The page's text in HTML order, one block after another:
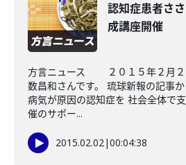
認知症患者さ
成講座開催
方言ニュース ２０１５年２月２
数昌和さんです。 琉球新報の記事
病気が原因の認知症を 社会全体で
催のサポー...
2015.02.02|00:04:38